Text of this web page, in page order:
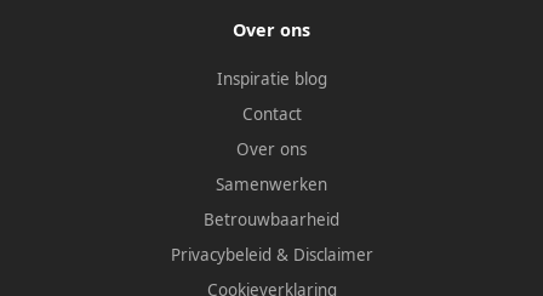
Over ons
Inspiratie blog
Contact
Over ons
Samenwerken
Betrouwbaarheid
Privacybeleid & Disclaimer
Cookieverklaring